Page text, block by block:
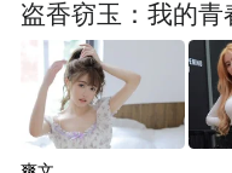
盗香窃玉：我的青